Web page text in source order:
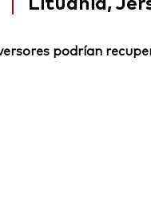
podrían